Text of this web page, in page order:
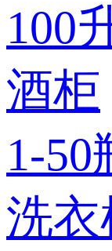
100
酒柜
1-50
洗衣